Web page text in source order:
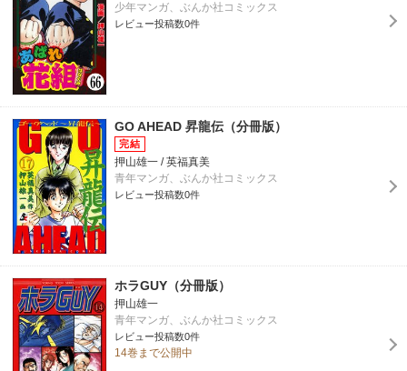
少年マンガ、ぶんか社コミックス
レビュー投稿数0件
GO AHEAD 昇龍伝（分冊版）
押山雄一 / 英福真美
青年マンガ、ぶんか社コミックス
レビュー投稿数0件
ホラGUY（分冊版）
押山雄一
青年マンガ、ぶんか社コミックス
レビュー投稿数0件
14巻まで公開中